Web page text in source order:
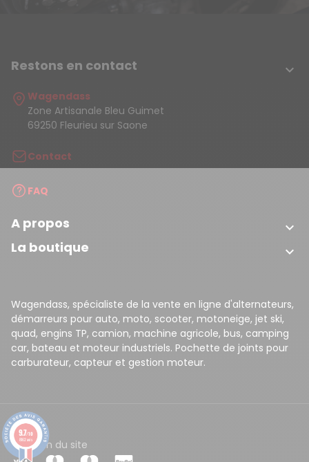
Restons en contact 
Wagendass
Zone Artisanale Bleu Guimet
69250 Fleurieu sur Saone
Contact
FAQ
A propos 
La boutique 
Wagendass, spécialiste de la vente en ligne d'alternateurs,
démarreurs pour auto, moto, scooter, motoneige, jet ski,
quad, engins TP, camion, machine agricole, bus, camping
car, bateau et moteur industriels. Pochette de joints pour
carburateur, capteur et gestion moteur.
CGVPlan du site
9.7/10
8162 avis